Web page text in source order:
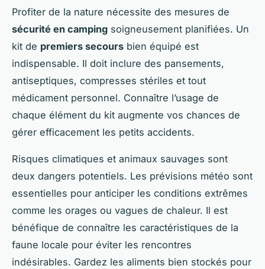
Profiter de la nature nécessite des mesures de
sécurité en camping soigneusement planifiées. Un
kit de premiers secours bien équipé est
indispensable. Il doit inclure des pansements,
antiseptiques, compresses stériles et tout
médicament personnel. Connaître l’usage de
chaque élément du kit augmente vos chances de
gérer efficacement les petits accidents.
Risques climatiques et animaux sauvages sont
deux dangers potentiels. Les prévisions météo sont
essentielles pour anticiper les conditions extrêmes
comme les orages ou vagues de chaleur. Il est
bénéfique de connaître les caractéristiques de la
faune locale pour éviter les rencontres
indésirables. Gardez les aliments bien stockés pour